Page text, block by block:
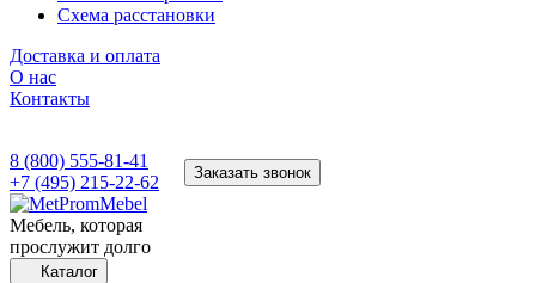
Схема расстановки
Доставка и оплата
О нас
Контакты
8 (800) 555-81-41
+7 (495) 215-22-62
Заказать звонок
Мебель, которая
прослужит долго
Каталог